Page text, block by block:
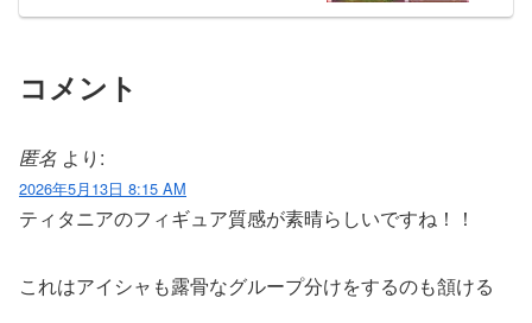
コメント
匿名 より:
2026年5月13日 8:15 AM
ティタニアのフィギュア質感が素晴らしいですね！！
これはアイシャも露骨なグループ分けをするのも頷ける